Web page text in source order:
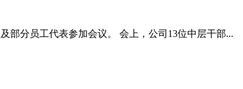
部分员工代表参加会议。 会上，公司13位中层干部...